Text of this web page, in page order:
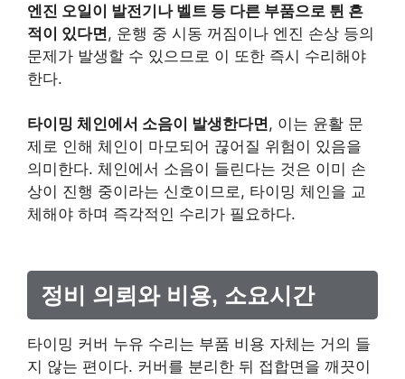
엔진 오일이 발전기나 벨트 등 다른 부품으로 튄 흔
적이 있다면, 운행 중 시동 꺼짐이나 엔진 손상 등의
문제가 발생할 수 있으므로 이 또한 즉시 수리해야
한다.
타이밍 체인에서 소음이 발생한다면, 이는 윤활 문
제로 인해 체인이 마모되어 끊어질 위험이 있음을
의미한다. 체인에서 소음이 들린다는 것은 이미 손
상이 진행 중이라는 신호이므로, 타이밍 체인을 교
체해야 하며 즉각적인 수리가 필요하다.
정비 의뢰와 비용, 소요시간
타이밍 커버 누유 수리는 부품 비용 자체는 거의 들
지 않는 편이다. 커버를 분리한 뒤 접합면을 깨끗이